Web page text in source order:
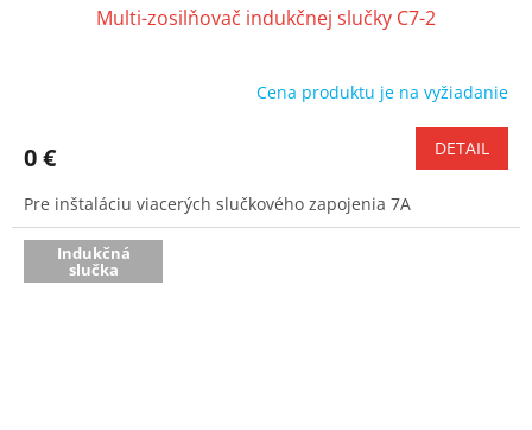
Multi-zosilňovač indukčnej slučky C7-2
Cena produktu je na vyžiadanie
0 € DETAIL
Pre inštaláciu viacerých slučkového zapojenia 7A
Indukčná
slučka